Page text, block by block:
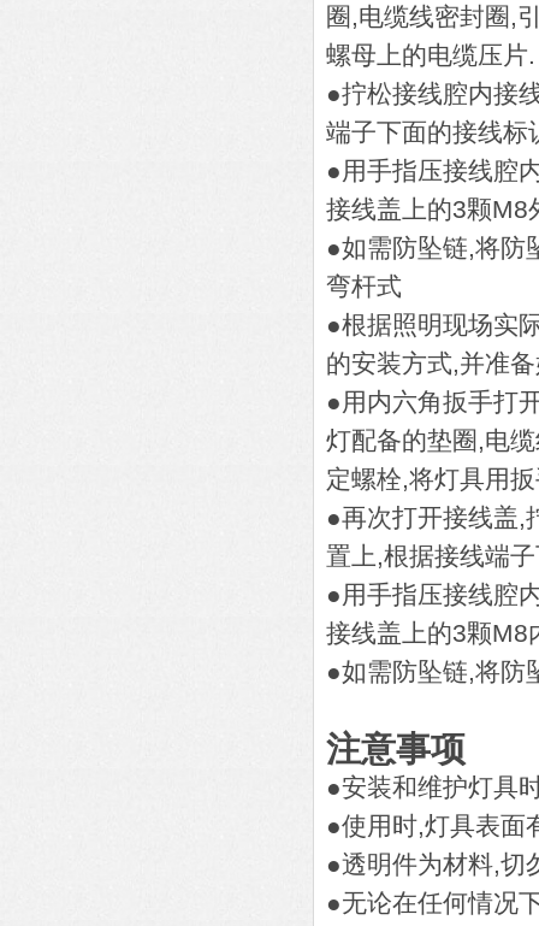
圈,电缆线密封圈,
螺母上的电缆压片.
●拧松接线腔内接
端子下面的接线标
●用手指压接线腔
接线盖上的3颗M8
●如需防坠链,将防
弯杆式
●根据照明现场实
的安装方式,并准
●用内六角扳手打
灯配备的垫圈,电
定螺栓,将灯具用
●再次打开接线盖,
置上,根据接线端
●用手指压接线腔
接线盖上的3颗M8
●如需防坠链,将防
注意事项
●安装和维护灯具
●使用时,灯具表面
●透明件为材料,切
●无论在任何情况